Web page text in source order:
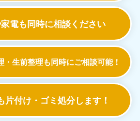
電も同時に相談ください
・生前整理も同時にご相談可能！
片付け・ゴミ処分します！